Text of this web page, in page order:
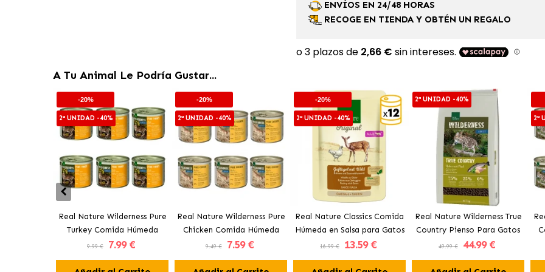
ENVÍOS EN 24/48 HORAS
RECOGE EN TIENDA Y OBTÉN UN REGALO
A Tu Animal Le Podría Gustar...
-20%
2ª UNIDAD -40%
Real Nature Wilderness Pure
Turkey Comida Húmeda
Para Gatos Adultos con
9.99 € 7.99 €
-20%
2ª UNIDAD -40%
Real Nature Wilderness Pure
Chicken Comida Húmeda
Para Gatos Adultos con
9.49 € 7.59 €
-20%
2ª UNIDAD -40%
Real Nature Classics Comida
Húmeda en Salsa para Gatos
con Aves y Carne de Caza
16.99 € 13.59 €
2ª UNIDAD -40%
Real Nature Wilderness True
Country Pienso Para Gatos
Adultos con Pescado
49.99 € 44.99 €
2ª